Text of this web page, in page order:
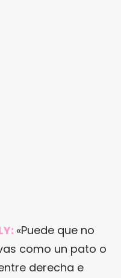
«Puede que no
como un pato o
derecha e